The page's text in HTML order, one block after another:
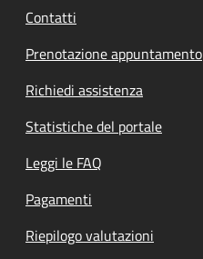
Contatti
Prenotazione appuntamento
Richiedi assistenza
Statistiche del portale
Leggi le FAQ
Pagamenti
Riepilogo valutazioni